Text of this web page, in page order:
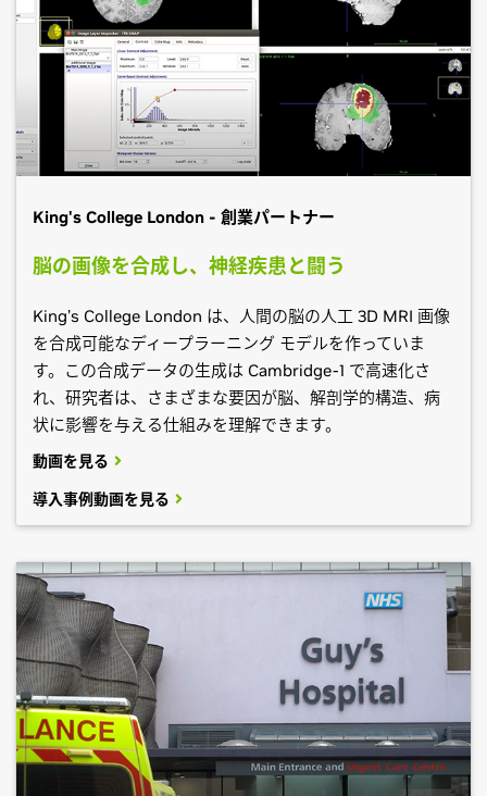
King's College London - 創業パートナー
脳の画像を合成し、神経疾患と闘う
King’s College London は、人間の脳の人工 3D MRI 画像
を合成可能なディープラーニング モデルを作っていま
す。この合成データの生成は Cambridge-1 で高速化さ
れ、研究者は、さまざまな要因が脳、解剖学的構造、病
状に影響を与える仕組みを理解できます。
動画を見る
導入事例動画を見る